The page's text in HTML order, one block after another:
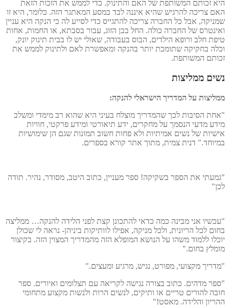
זכותם המשותפת של האם והתינוק. כדי לממש את הזכות הזאת
צריכה להרגיש שהיא איננה לבד במסע המאתגר הזה. כלומר, היא זו
אבל כל החברה צריכה להתגייס כדי לסייע לה כי הנקה היא עניין
של החברה כולה. החל בבן הזוג, עבור בסבתא, או החמות, אחות
חלב ורופא הילדים, הבוס בעבודה, שאולי יש לו בבית תינוק יונק,
בחקיקה שתומכת יותר בהנקה ומאפשרת לאם ולתינוק לממש את
המשותפת.
ממליצות
על המדריך הישראלי להנקה:
הסיבות לכך שהמדריך מוצלח בעיני היא שהוא רב מימדי ומשלב
מדעי הנסמך על מחקרים, ידע תיאורטי ומידע פרקטי, חוויות
של נשים אמיתיות ולא פחות חשוב תמונות שגם הן שימושיות
דנית צמית, מתוך אתר קורא בספרים.
את הספר בשקיקה! ספר מעניין, כתוב היטב, מסודר, נהיר. תודה
אני מבינה כמה כדאי להתכונן קצת לפני הלידה להנקה… ממליצה
לכל הריונית, ולכל מניקה, אפילו לוותיקות ביניהן- נראה לי שכולן
ללמוד משהו על הנושא המופלא הזה מהמדריך המצוין הזה. בקיצור
בחום."
מקצועי, מפורט, נגיש, מרגיע ומעצים."
מדהים. כתוב בצורה נגישה לקריאה עם תצלומים ואיורים. ספר
להורים טריים או ותיקים, לנשים הרות ולנשות מקצוע מתחומי
והלידה. מאסט!"